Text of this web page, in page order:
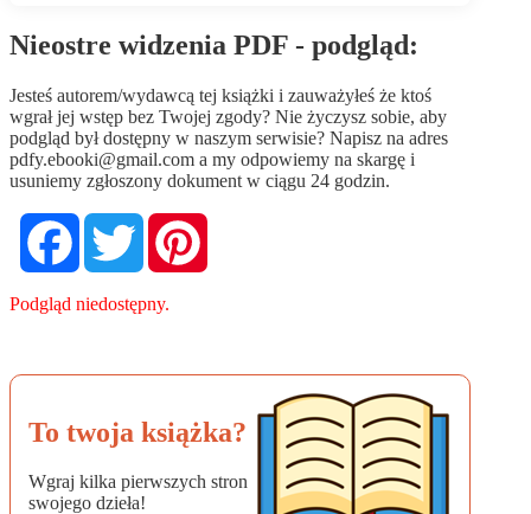
Nieostre widzenia PDF - podgląd:
Jesteś autorem/wydawcą tej książki i zauważyłeś że ktoś
wgrał jej wstęp bez Twojej zgody? Nie życzysz sobie, aby
podgląd był dostępny w naszym serwisie? Napisz na adres
pdfy.ebooki@gmail.com a my odpowiemy na skargę i
usuniemy zgłoszony dokument w ciągu 24 godzin.
FacebookTwitter
Podgląd niedostępny.
To twoja książka?
Wgraj kilka pierwszych stron
swojego dzieła!